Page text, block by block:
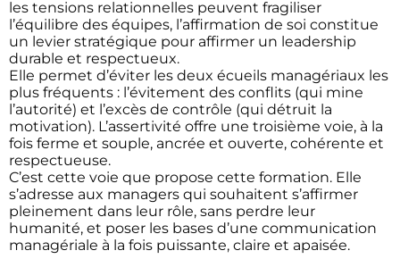
les tensions relationnelles peuvent fragiliser
l’équilibre des équipes, l’affirmation de soi constitue
un levier stratégique pour affirmer un leadership
durable et respectueux.
Elle permet d’éviter les deux écueils managériaux les
plus fréquents : l’évitement des conflits (qui mine
l’autorité) et l’excès de contrôle (qui détruit la
motivation). L’assertivité offre une troisième voie, à la
fois ferme et souple, ancrée et ouverte, cohérente et
respectueuse.
C’est cette voie que propose cette formation. Elle
s’adresse aux managers qui souhaitent s’affirmer
pleinement dans leur rôle, sans perdre leur
humanité, et poser les bases d’une communication
managériale à la fois puissante, claire et apaisée.